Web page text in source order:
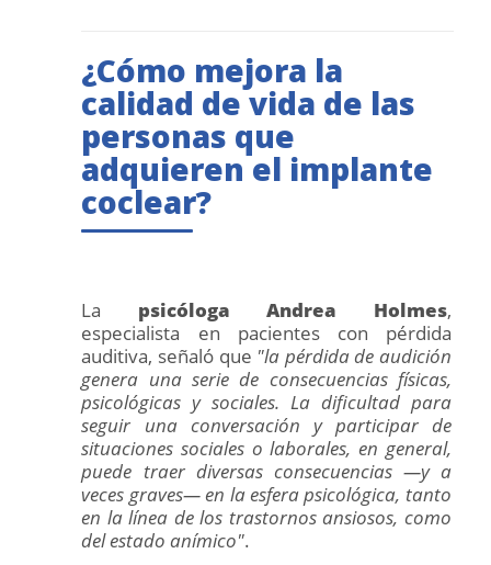
¿Cómo mejora la
calidad de vida de las
personas que
adquieren el implante
coclear?
La psicóloga Andrea Holmes,
especialista en pacientes con pérdida
auditiva, señaló que "la pérdida de audición
genera una serie de consecuencias físicas,
psicológicas y sociales. La dificultad para
seguir una conversación y participar de
situaciones sociales o laborales, en general,
puede traer diversas consecuencias —y a
veces graves— en la esfera psicológica, tanto
en la línea de los trastornos ansiosos, como
del estado anímico".